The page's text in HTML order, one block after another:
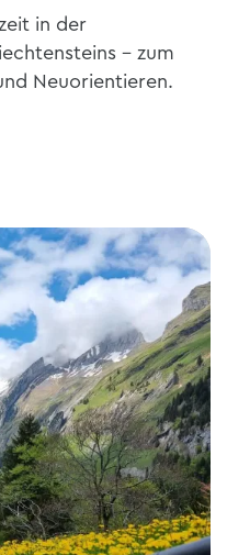
in der
– zum
Neuorientieren.